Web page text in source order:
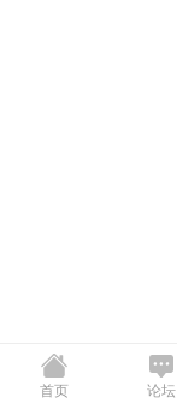
首页 论坛